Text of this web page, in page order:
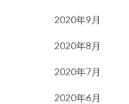
2020年9月
2020年8月
2020年7月
2020年6月